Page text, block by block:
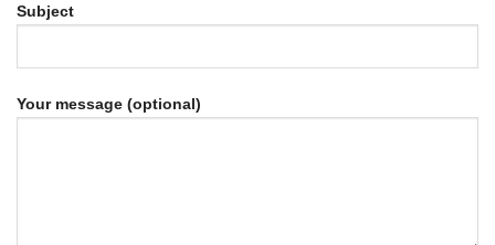
Subject
Your message (optional)